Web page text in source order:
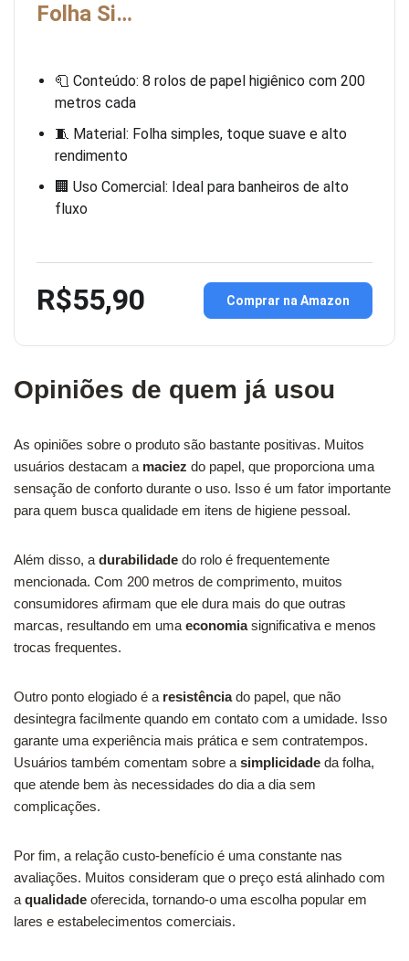
Folha Si…
🧻 Conteúdo: 8 rolos de papel higiênico com 200
metros cada
🧵 Material: Folha simples, toque suave e alto
rendimento
🏢 Uso Comercial: Ideal para banheiros de alto
fluxo
R$55,90 Comprar na Amazon
Opiniões de quem já usou
As opiniões sobre o produto são bastante positivas. Muitos
usuários destacam a maciez do papel, que proporciona uma
sensação de conforto durante o uso. Isso é um fator importante
para quem busca qualidade em itens de higiene pessoal.
Além disso, a durabilidade do rolo é frequentemente
mencionada. Com 200 metros de comprimento, muitos
consumidores afirmam que ele dura mais do que outras
marcas, resultando em uma economiasignificativa e menos
trocas frequentes.
Outro ponto elogiado é a resistênciado papel, que não
desintegra facilmente quando em contato com a umidade. Isso
garante uma experiência mais prática e sem contratempos.
Usuários também comentam sobre a simplicidade da folha,
que atende bem às necessidades do dia a dia sem
complicações.
Por fim, a relação custo-benefício é uma constante nas
avaliações. Muitos consideram que o preço está alinhado com
a qualidade oferecida, tornando-o uma escolha popular em
lares e estabelecimentos comerciais.